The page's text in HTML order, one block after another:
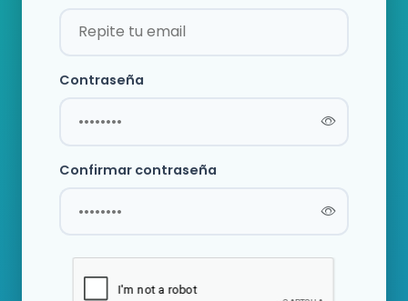
Contraseña
Confirmar contraseña